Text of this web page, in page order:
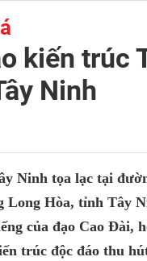
kiến trúc
Ninh
Ninh tọa lạc tại
Long Hòa, tỉnh Tây
của đạo Cao Đài,
trúc độc đáo thu